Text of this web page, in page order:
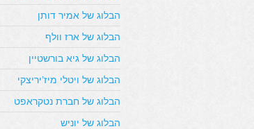
הבלוג של אמיר דותן
הבלוג של ארז וולף
הבלוג של גיא בורשטיין
הבלוג של ויטלי מיז’יריצקי
הבלוג של חברת נטקראפט
הבלוג של יוניש